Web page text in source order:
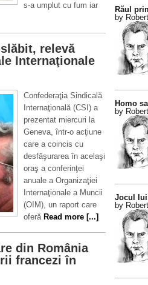
s-a umplut cu fum iar
relevă
Internaţionale
Confederaţia Sindicală
Internaţională (CSI) a
prezentat miercuri la
Geneva, într-o acţiune
care a coincis cu
desfăşurarea în acelaşi
oraş a conferinţei
anuale a Organizaţiei
Internaţionale a Muncii
(OIM), un raport care
oferă Read more [...]
din România
francezi în
Răul
by
Homo
by
Jocul lui
by